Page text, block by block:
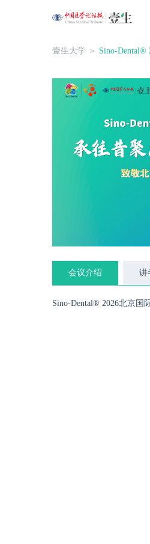
壹生大学 ＞ Sino-Dental®
会议介绍 讲
Sino-Dental® 2026北京国